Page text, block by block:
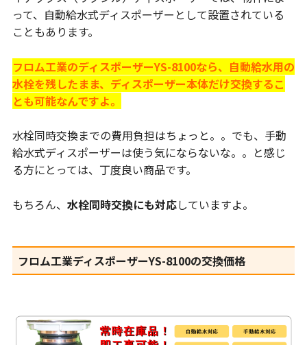
って、自動給水式ディスポーザーとして設置されている
こともあります。
フロム工業のディスポーザーYS-8100なら、自動給水用の
水栓を残したまま、ディスポーザー本体だけ交換するこ
とも可能なんですよ。
水栓同時交換までの費用負担はちょっと。。でも、手動
給水式ディスポーザーは使う気にならないな。。と感じ
る方にとっては、丁度良い商品です。
もちろん、 水栓同時交換にも対応していますよ。
フロム工業ディスポーザーYS-8100の交換価格